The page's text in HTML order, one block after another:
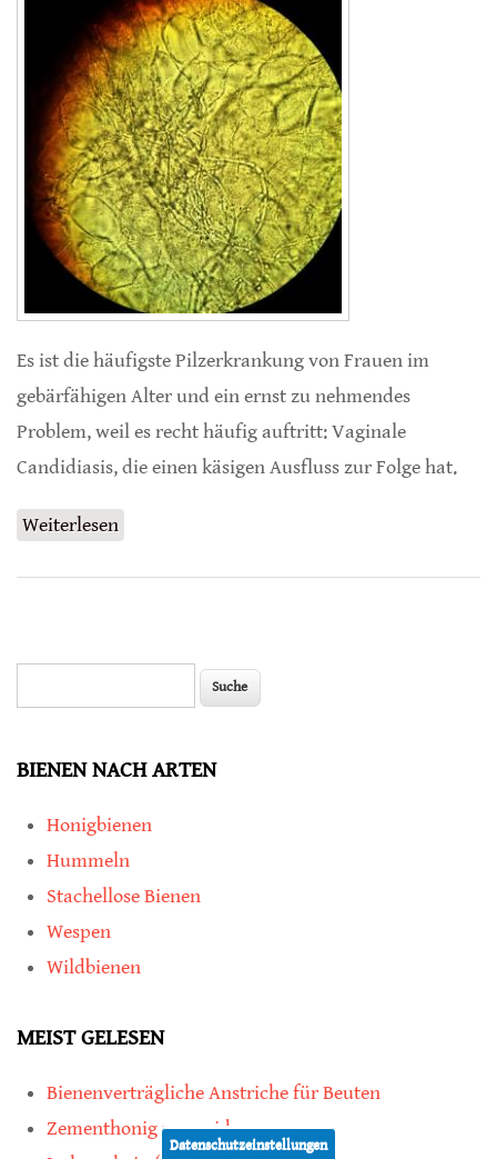
Es ist die häufigste Pilzerkrankung von Frauen im
gebärfähigen Alter und ein ernst zu nehmendes
Problem, weil es recht häufig auftritt: Vaginale
Candidiasis, die einen käsigen Ausfluss zur Folge hat.
Weiterlesen
BIENEN NACH ARTEN
Honigbienen
Hummeln
Stachellose Bienen
Wespen
Wildbienen
MEIST GELESEN
Bienenverträgliche Anstriche für Beuten
Zementhonig vermeiden
Datenschutzeinstellungen